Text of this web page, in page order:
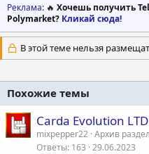
Реклама: 🔥 Хочешь получить
Polymarket? Кликай сюда!
В этой теме нельзя
Похожие темы
Carda Evolution
mixpepper22 Архив
Ответы 163 29.06.2023